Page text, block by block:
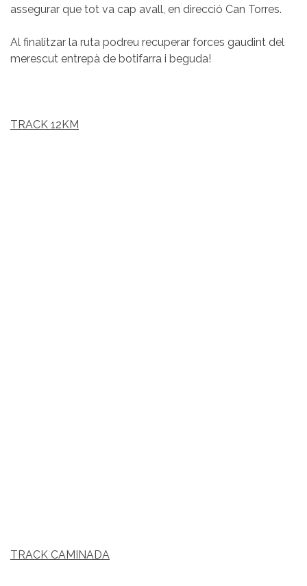
assegurar que tot va cap avall, en direcció Can Torres.
Al finalitzar la ruta podreu recuperar forces gaudint del
merescut entrepà de botifarra i beguda!
TRACK 12KM
TRACK CAMINADA